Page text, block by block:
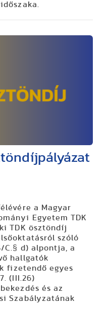
a Magyar
Egyetem TDK
TDK ösztöndíj
szóló
C.§ d) alpontja, a
hallgatók
fizetendő egyes
(III.26)
és az
Szabályzatának